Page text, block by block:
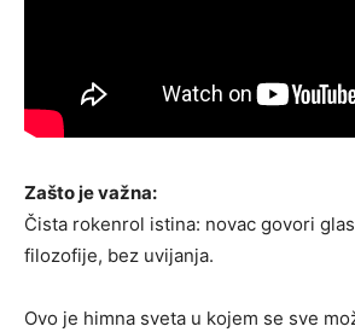
Zašto je važna:
Čista rokenrol istina: novac govori
filozofije, bez uvijanja.
Ovo je himna sveta u kojem se sve